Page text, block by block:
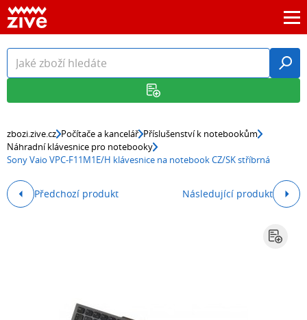
zbozi.zive.cz Počítače a kancelář Příslušenství k notebookům
Náhradní klávesnice pro notebooky
Sony Vaio VPC-F11M1E/H klávesnice na notebook CZ/SK stříbrná
Předchozí produkt Následující produkt